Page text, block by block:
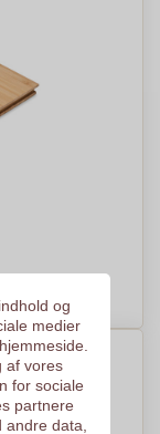
og
medier
af vores
for sociale
partnere
data,